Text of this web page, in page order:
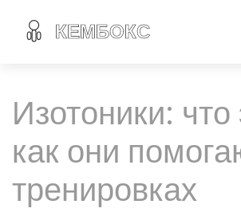
Изотоники: что
как они
тренировках